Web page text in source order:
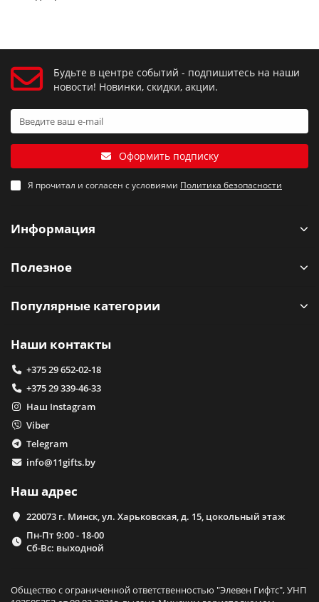
Будьте в центре событий - подпишитесь на наши
новости! Новинки, скидки, акции.
Оформить подписку
Я прочитал и согласен с условиями Политика безопасности
Информация
Полезное
Популярные категории
Наши контакты
+375 29 652-02-18
+375 29 339-46-33
Наш Instagram
Viber
Telegram
info@11gifts.by
Наш адрес
220073 г. Минск, ул. Харьковская, д. 15, цокольный этаж
Пн-Пт 9:00 - 18-00
Сб-Вс: выходной
Общество с ограниченной ответственностью "Элевен Гифтс", УНП